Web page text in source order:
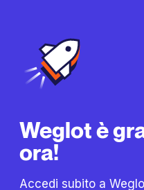
Weglot è
ora!
Accedi subito a